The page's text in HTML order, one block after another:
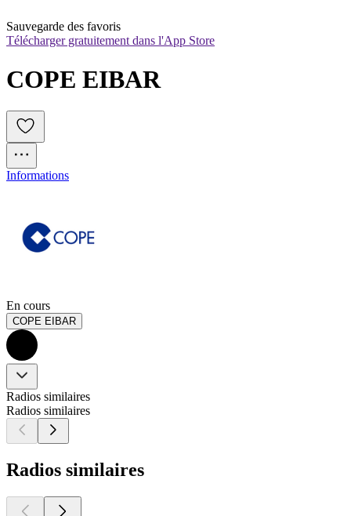
Sauvegarde des favoris
Télécharger gratuitement dans l'App Store
COPE EIBAR
Informations
En cours
COPE EIBAR
Radios similaires
Radios similaires
Radios similaires